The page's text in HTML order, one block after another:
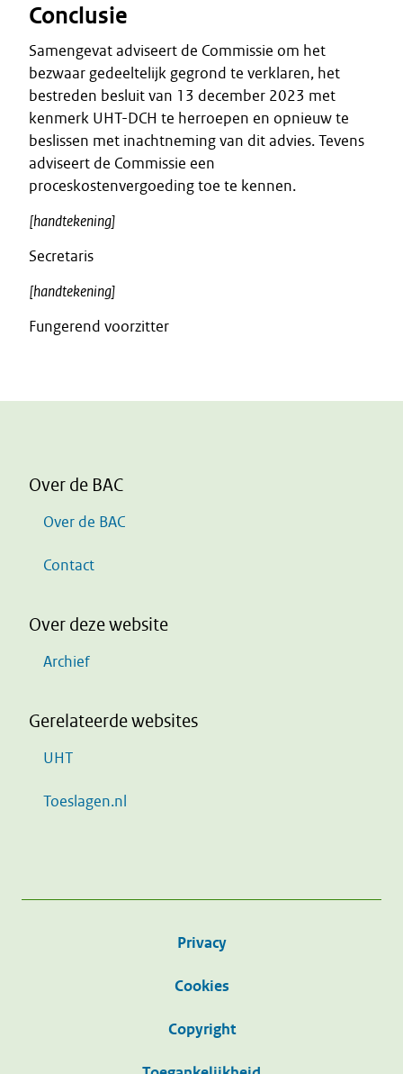
Conclusie
Samengevat adviseert de Commissie om het
bezwaar gedeeltelijk gegrond te verklaren, het
bestreden besluit van 13 december 2023 met
kenmerk UHT-DCH te herroepen en opnieuw te
beslissen met inachtneming van dit advies. Tevens
adviseert de Commissie een
proceskostenvergoeding toe te kennen.
[handtekening]
Secretaris
[handtekening]
Fungerend voorzitter
Over de BAC
Over de BAC
Contact
Over deze website
Archief
Gerelateerde websites
UHT
Toeslagen.nl
Privacy
Cookies
Copyright